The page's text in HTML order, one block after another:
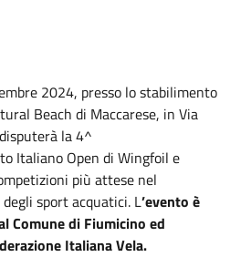
2024, presso lo stabilimento
Beach di Maccarese, in Via
la 4^
Italiano Open di Wingfoil e
più attese nel
sport acquatici. L’evento è
Comune di Fiumicino ed
Italiana Vela.